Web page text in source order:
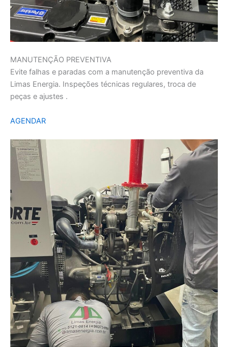
MANUTENÇÃO PREVENTIVA
Evite falhas e paradas com a manutenção preventiva da
Limas Energia. Inspeções técnicas regulares, troca de
peças e ajustes .
AGENDAR